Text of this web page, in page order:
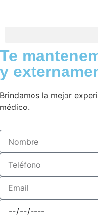
Te
y
Brindamos la mejor
médico.